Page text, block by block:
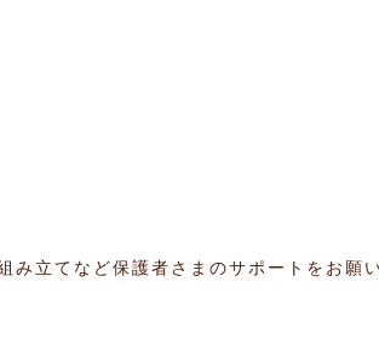
立てなど保護者さまのサポートをお願